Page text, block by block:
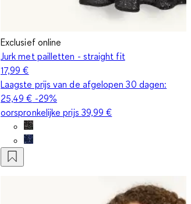
Exclusief online
Jurk met pailletten - straight fit
17,99 €
Laagste prijs van de afgelopen 30 dagen:
25,49 € -29%
oorspronkelijke prijs 39,99 €